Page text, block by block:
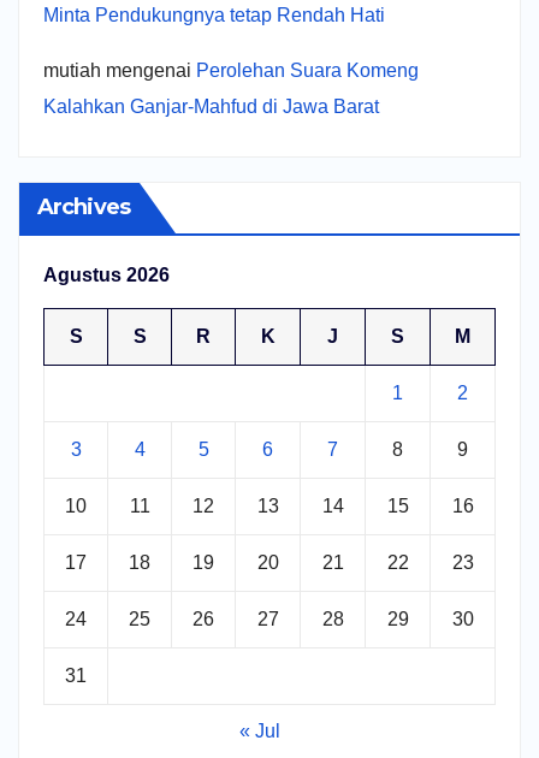
Minta Pendukungnya tetap Rendah Hati
mutiah mengenai Perolehan Suara Komeng
Kalahkan Ganjar-Mahfud di Jawa Barat
Archives
Agustus 2026
S S R K J S M
1 2
3 4 5 6 7 8 9
10 11 12 13 14 15 16
17 18 19 20 21 22 23
24 25 26 27 28 29 30
31
« Jul